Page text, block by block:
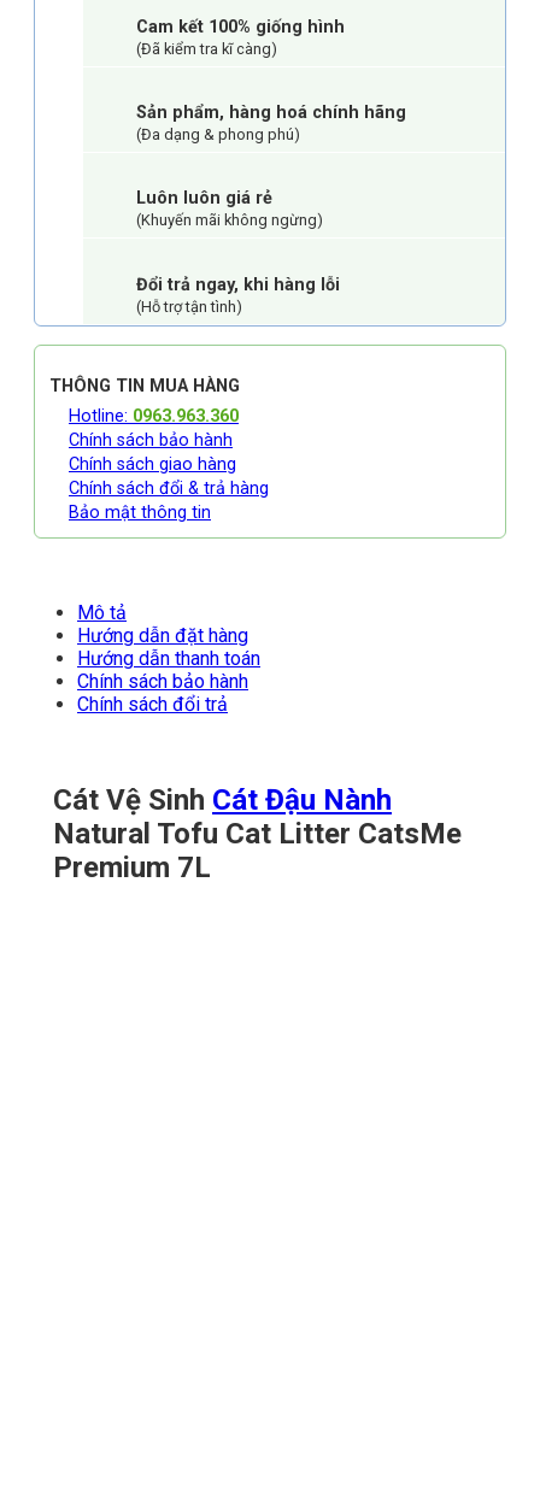
Cam kết 100% giống hình
(Đã kiểm tra kĩ càng)
Sản phẩm, hàng hoá chính hãng
(Đa dạng & phong phú)
Luôn luôn giá rẻ
(Khuyến mãi không ngừng)
Đổi trả ngay, khi hàng lỗi
(Hỗ trợ tận tình)
THÔNG TIN MUA HÀNG
Hotline: 0963.963.360
Chính sách bảo hành
Chính sách giao hàng
Chính sách đổi & trả hàng
Bảo mật thông tin
Mô tả
Hướng dẫn đặt hàng
Hướng dẫn thanh toán
Chính sách bảo hành
Chính sách đổi trả
Cát Vệ Sinh Cát Đậu Nành
Natural Tofu Cat Litter CatsMe
Premium 7L